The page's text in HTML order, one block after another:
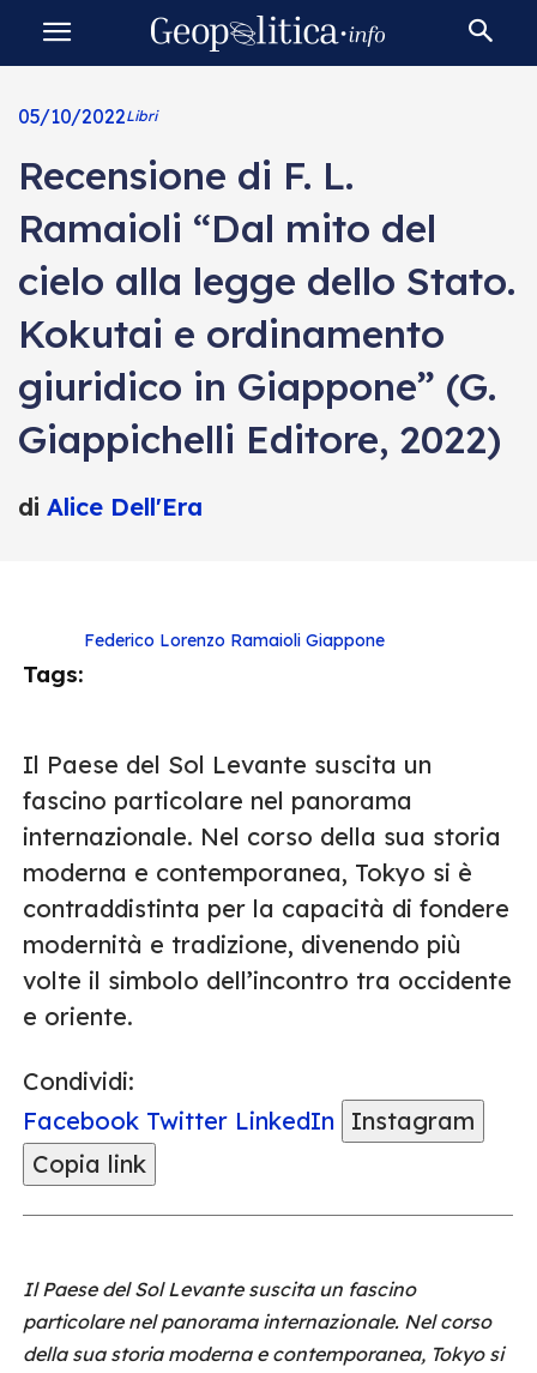
05/10/2022Libri
Recensione di F. L.
Ramaioli “Dal mito del
cielo alla legge dello Stato.
Kokutai e ordinamento
giuridico in Giappone” (G.
Giappichelli Editore, 2022)
di Alice Dell'Era
Tags:
Federico Lorenzo Ramaioli Giappone
Il Paese del Sol Levante suscita un
fascino particolare nel panorama
internazionale. Nel corso della sua storia
moderna e contemporanea, Tokyo si è
contraddistinta per la capacità di fondere
modernità e tradizione, divenendo più
volte il simbolo dell’incontro tra occidente
e oriente.
Condividi:
Facebook Twitter LinkedIn
Instagram
Copia link
Il Paese del Sol Levante suscita un fascino
particolare nel panorama internazionale. Nel corso
della sua storia moderna e contemporanea, Tokyo si